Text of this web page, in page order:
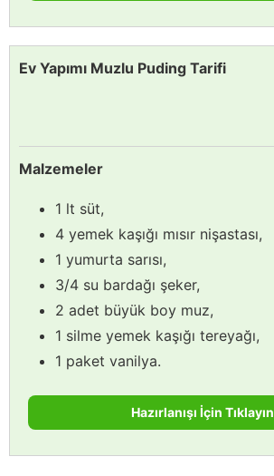
Ev Yapımı Muzlu Puding Tarifi
Malzemeler
1 lt süt,
4 yemek kaşığı mısır nişastası,
1 yumurta sarısı,
3/4 su bardağı şeker,
2 adet büyük boy muz,
1 silme yemek kaşığı tereyağı,
1 paket vanilya.
Hazırlanışı İçin Tıklayın